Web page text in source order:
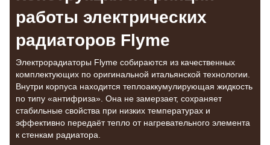
работы электрических
радиаторов Flyme
Электрорадиаторы Flyme собираются из качественных
комплектующих по оригинальной итальянской технологии.
Внутри корпуса находится теплоаккумулирующая жидкость
по типу «антифриза». Она не замерзает, сохраняет
стабильные свойства при низких температурах и
эффективно передаёт тепло от нагревательного элемента
к стенкам радиатора.